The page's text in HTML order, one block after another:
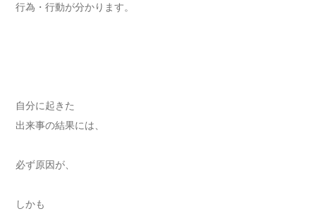
行為・行動が分かります。
自分に起きた
出来事の結果には、
必ず原因が、
しかも